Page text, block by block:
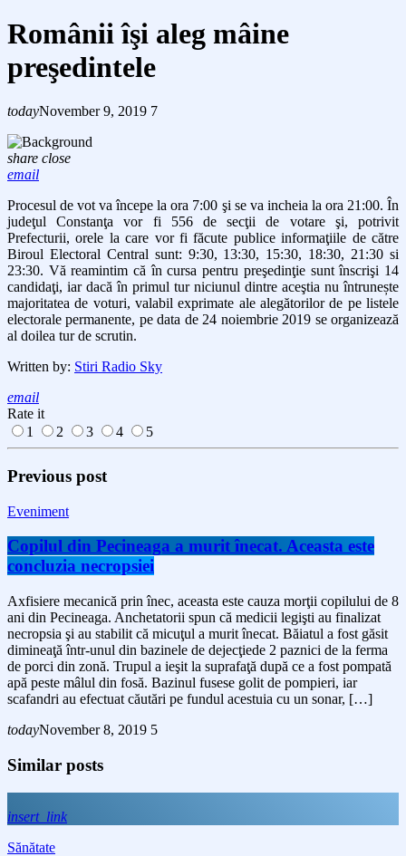
Românii îşi aleg mâine
preşedintele
todayNovember 9, 2019 7
share close
email
Procesul de vot va începe la ora 7:00 şi se va incheia la ora 21:00. În
judeţul Constanţa vor fi 556 de secţii de votare şi, potrivit
Prefecturii, orele la care vor fi făcute publice informaţiile de către
Biroul Electoral Central sunt: 9:30, 13:30, 15:30, 18:30, 21:30 si
23:30. Vă reamintim că în cursa pentru preşedinţie sunt înscrişi 14
candidaţi, iar dacă în primul tur niciunul dintre aceştia nu întrunește
majoritatea de voturi, valabil exprimate ale alegătorilor de pe listele
electorale permanente, pe data de 24 noiembrie 2019 se organizează
al doilea tur de scrutin.
Written by: Stiri Radio Sky
email
Rate it
1
2 3 4 5
Previous post
Eveniment
Copilul din Pecineaga a murit înecat. Aceasta este
concluzia necropsiei
Axfisiere mecanică prin înec, aceasta este cauza morţii copilului de 8
ani din Pecineaga. Anchetatorii spun că medicii legişti au finalizat
necropsia şi au stabilit că micuţul a murit înecat. Băiatul a fost găsit
dimineaţă într-unul din bazinele de dejecţiede 2 paznici de la ferma
de porci din zonă. Trupul a ieşit la suprafaţă după ce a fost pompată
apă peste mâlul din fosă. Bazinul fusese golit de pompieri, iar
scafandri au efectuat căutări pe fundul acestuia cu un sonar, […]
todayNovember 8, 2019 5
Similar posts
insert_link
Sănătate